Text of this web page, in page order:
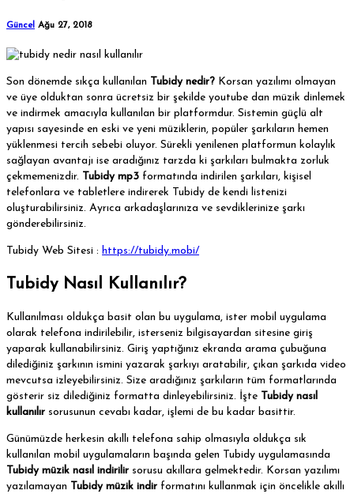
Güncel Ağu 27, 2018
Son dönemde sıkça kullanılan Tubidy nedir? Korsan yazılımı olmayan
ve üye olduktan sonra ücretsiz bir şekilde youtube dan müzik dinlemek
ve indirmek amacıyla kullanılan bir platformdur. Sistemin güçlü alt
yapısı sayesinde en eski ve yeni müziklerin, popüler şarkıların hemen
yüklenmesi tercih sebebi oluyor. Sürekli yenilenen platformun kolaylık
sağlayan avantajı ise aradığınız tarzda ki şarkıları bulmakta zorluk
çekmemenizdir. Tubidy mp3 formatında indirilen şarkıları, kişisel
telefonlara ve tabletlere indirerek Tubidy de kendi listenizi
oluşturabilirsiniz. Ayrıca arkadaşlarınıza ve sevdiklerinize şarkı
gönderebilirsiniz.
Tubidy Web Sitesi : https://tubidy.mobi/
Tubidy Nasıl Kullanılır?
Kullanılması oldukça basit olan bu uygulama, ister mobil uygulama
olarak telefona indirilebilir, isterseniz bilgisayardan sitesine giriş
yaparak kullanabilirsiniz. Giriş yaptığınız ekranda arama çubuğuna
dilediğiniz şarkının ismini yazarak şarkıyı aratabilir, çıkan şarkıda video
mevcutsa izleyebilirsiniz. Size aradığınız şarkıların tüm formatlarında
gösterir siz dilediğiniz formatta dinleyebilirsiniz. İşte Tubidy nasıl
kullanılır sorusunun cevabı kadar, işlemi de bu kadar basittir.
Günümüzde herkesin akıllı telefona sahip olmasıyla oldukça sık
kullanılan mobil uygulamaların başında gelen Tubidy uygulamasında
Tubidy müzik nasıl indirilir sorusu akıllara gelmektedir. Korsan yazılımı
yazılamayan Tubidy müzik indir formatını kullanmak için öncelikle akıllı